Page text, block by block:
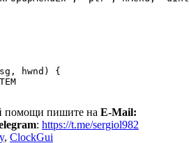
hwnd) {
помощи пишите на E-Mail:
: https://t.me/sergiol982
, ClockGui